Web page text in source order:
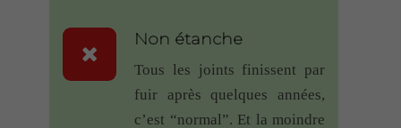
sur 5
christian marchand–
19 juin 2018– Sonnette RDVS
A priori bon matériel installation
Non étanche
Tous les joints finissent par
fuir après quelques années,
c’est “normal”. Et la moindre